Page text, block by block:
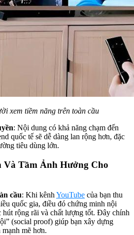
xem tiềm năng trên toàn cầu
: Nội dung có khả năng chạm đến
quốc tế sẽ dễ dàng lan rộng hơn, đặc
tiêu dùng lớn.
Tầm Ảnh Hưởng Cho
cầu: Khi kênh YouTube của bạn thu
quốc gia, điều đó chứng minh nội
hút rộng rãi và chất lượng tốt. Đây chính
(social proof) giúp bạn xây dựng
mẽ hơn.